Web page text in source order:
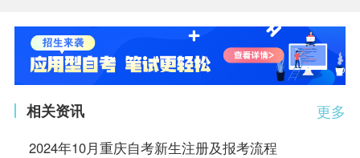
更多
相关资讯
2024年10月重庆自考新生注册及报考流程